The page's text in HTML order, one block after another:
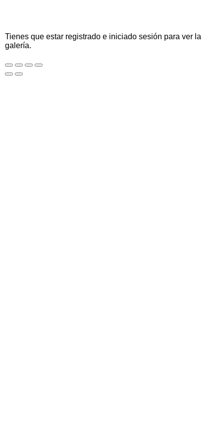
Tienes que estar registrado e iniciado sesión para ver la
galería.